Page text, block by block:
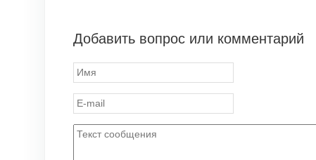
Добавить вопрос или комментарий